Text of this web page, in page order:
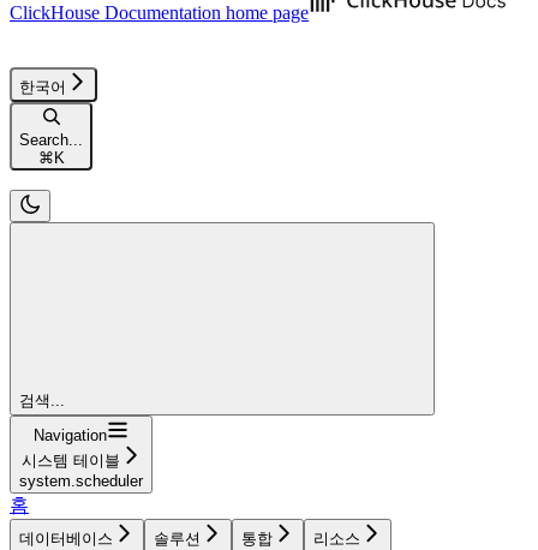
ClickHouse Documentation home page
한국어
Search...
⌘K
검색...
Navigation
시스템 테이블
system.scheduler
홈
데이터베이스 솔루션 통합 리소스